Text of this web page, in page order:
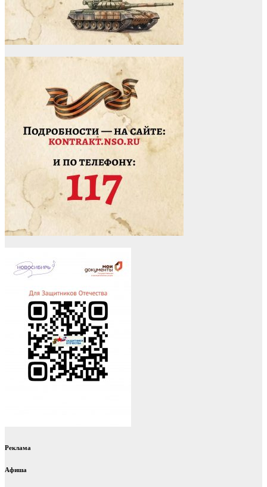
Реклама
Афиша